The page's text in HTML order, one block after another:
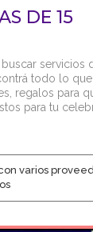
DE 15
servicios
todo lo que
regalos para
para tu
varios